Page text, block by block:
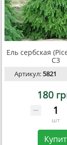
Ель сербская
C3
Артикул:5821
180
шт